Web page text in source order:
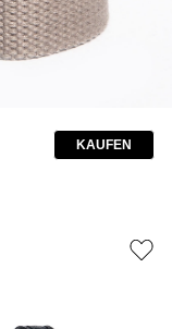
KAUFEN